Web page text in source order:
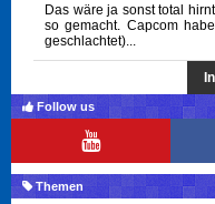
Das wäre ja sonst total
so gemacht. Capcom
geschlachtet)...
Follow us
Themen